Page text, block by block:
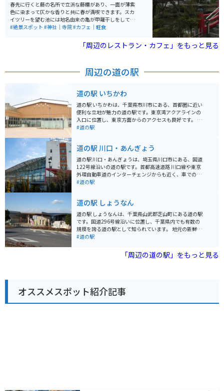
春先に行くと藤の名所で立派な藤棚があり、一面が薄紫
色に染まって仄かな香りと共に春が満喫できます。スカ
イツリーを望む池には地名由来の亀が甲羅干しをしてい
て可愛いです。 直ぐ側には老舗和菓子の船橋屋さんがあ
#絶景スポット #神社｜寺院#カフェ｜軽食
「周辺のレストラン・カフェ」をもっと見る
周辺の道の駅
道の駅 いちかわ
道の駅 いちかわは、千葉県市川市にある、首都圏に近い
便利な立地が魅力の道の駅です。東京湾アクアラインの
入口に位置し、東京方面からのアクセスも良好です。 地
元の新鮮な農産物が購入できる直売所は、道の駅 いちか
最適な品々が並びます。 また、レストランでは、地元産
の食材をふんだんに使った料理を楽しむことができま
す。東京湾を一望できる展望デッキも併設されており、
ドライブの休憩に最適です。 バイクで訪れる場合、道の
駅 いちかわには、広々とした駐車場が完備されているの
戸川や国府台など、自然豊かな観光スポットも点在して
います。少し足を延ばせば、東京ディズニーリゾートに
もアクセス可能です。
#道の駅
道の駅 川口・あんぎょう
道の駅 川口・あんぎょうは、埼玉県川口市にある、国道
122号線沿いの道の駅です。首都高速道路 川口線や東京
外環自動車道のインターチェンジからも近く、車でのア
クセスが良好です。 地元農産物の直売所では、新鮮な野
の調理器具も販売しており、お土産に最適です。 また、
食事処では、地元産の食材を使用した料理を楽しむこと
ができます。おすすめは、新鮮な野菜をたっぷり使った
「あんぎょううどん」です。 バイクで訪れる場合、道の
駅に隣接する荒川河川敷には、広々とした無料駐車場が
は、荒川の土手沿いを走るサイクリングロードもあり、
#道の駅
道の駅 しょうなん
道の駅 しょうなんは、千葉県山武郡芝山町にある道の駅
です。国道296号線沿いに位置し、千葉県内でも有数の
規模を誇る道の駅として知られています。 地元の新鮮な
農産物が購入できる農産物直売所や、地元食材を使った
たピーナッツソフトクリームは、道の駅 しょうなんを訪
れたらぜひ味わいたい一品です。 バイクで訪れる場合、
う。 道の駅 しょうなん周辺には、航空科学博物館や成田
ゆめ牧場など、観光スポットも充実しています。少し足
を延ばせば、成田山新勝寺や成田空港なども訪れること
#道の駅
「周辺の道の駅」をもっと見る
オススメスポット紹介記事